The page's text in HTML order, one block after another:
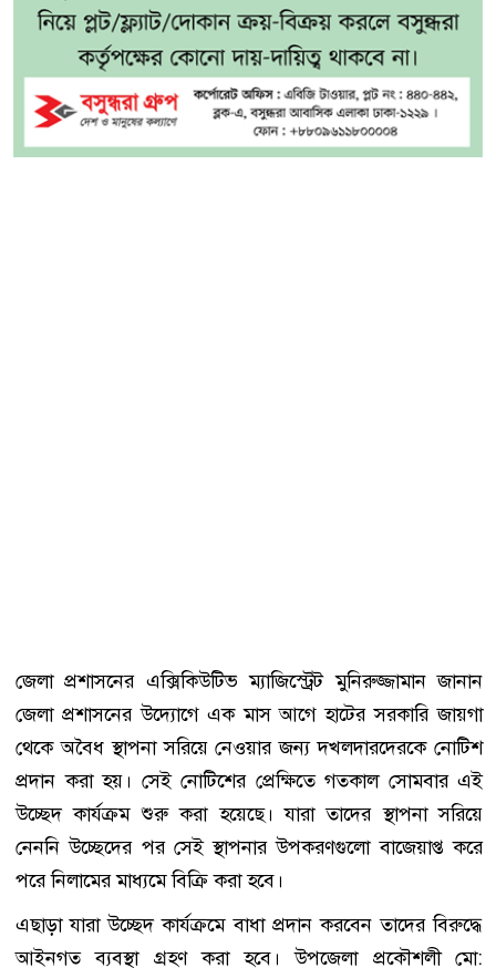
জেলা প্রশাসনের এক্সিকিউটিভ ম্যাজিস্ট্রেট মুনিরুজ্জামান জানান
জেলা প্রশাসনের উদ্যোগে এক মাস আগে হাটের সরকারি জায়গা
থেকে অবৈধ স্থাপনা সরিয়ে নেওয়ার জন্য দখলদারদেরকে নোটিশ
প্রদান করা হয়। সেই নোটিশের প্রেক্ষিতে গতকাল সোমবার এই
উচ্ছেদ কার্যক্রম শুরু করা হয়েছে। যারা তাদের স্থাপনা সরিয়ে
নেননি উচ্ছেদের পর সেই স্থাপনার উপকরণগুলো বাজেয়াপ্ত করে
পরে নিলামের মাধ্যমে বিক্রি করা হবে।
এছাড়া যারা উচ্ছেদ কার্যক্রমে বাধা প্রদান করবেন তাদের বিরুদ্ধে
আইনগত ব্যবস্থা গ্রহণ করা হবে। উপজেলা প্রকৌশলী মো: